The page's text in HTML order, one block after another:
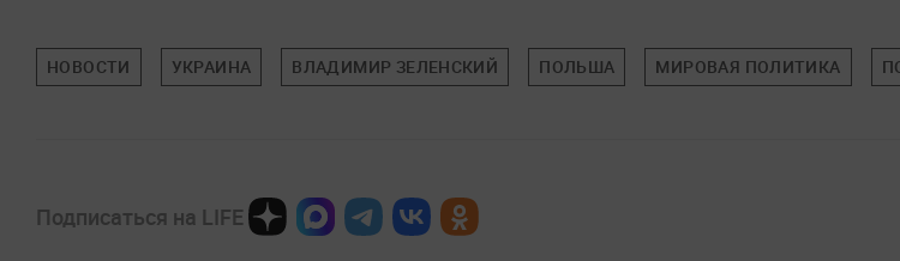
НОВОСТИ УКРАИНА ВЛАДИМИР ЗЕЛЕНСКИЙ ПОЛЬША МИРОВАЯ ПОЛИТИКА
Подписаться на LIFE